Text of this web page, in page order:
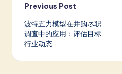
Post
navigation
Previous Post
波特五力模型在并购尽职
调查中的应用：评估目标
行业动态